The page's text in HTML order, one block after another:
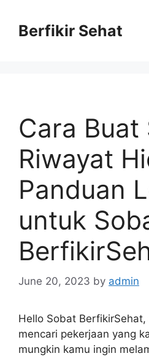
contentBerfikir Sehat
Cara Buat
Riwayat
Panduan
untuk
June 20, 2023 by admin
Hello Sobat
mencari pekerjaan yang
mungkin kamu ingin